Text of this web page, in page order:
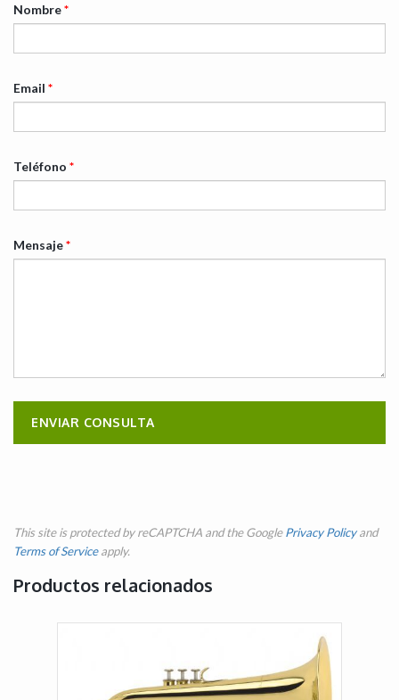
Nombre*
Email *
Teléfono *
Mensaje*
This site is protected by reCAPTCHA and the GooglePrivacy Policyand
Terms of Serviceapply.
Productos relacionados